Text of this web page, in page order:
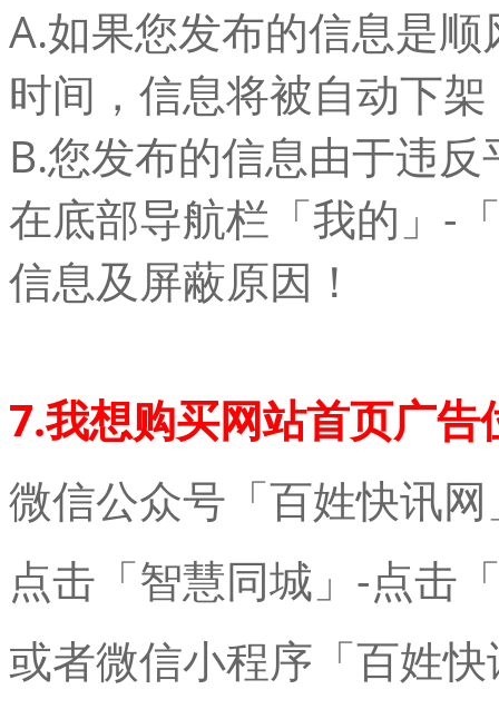
A.如果您发布的信息是
时间，信息将被自动下架
B.您发布的信息由于违
在底部导航栏「我的」-
信息及屏蔽原因！
7.我想购买网站首页广告
微信公众号「百姓快讯网
点击「智慧同城」-点击
或者微信小程序「百姓